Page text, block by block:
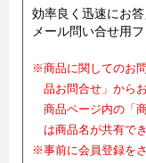
効率良く迅速にお答
メール問い合せ用
※商品に関してのお
品お問合せ」から
商品ページ内の「
は商品名が共有で
※事前に会員登録を